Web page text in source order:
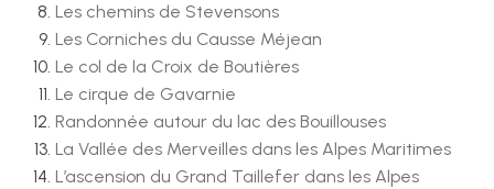
Les chemins de Stevensons
Les Corniches du Causse Méjean
Le col de la Croix de Boutières
Le cirque de Gavarnie
Randonnée autour du lac des Bouillouses
La Vallée des Merveilles dans les Alpes Maritimes
L’ascension du Grand Taillefer dans les Alpes